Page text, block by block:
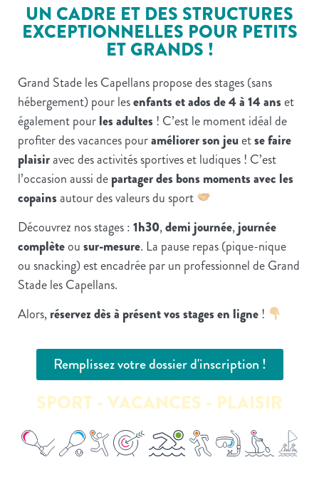
UN CADRE ET DES STRUCTURES
EXCEPTIONNELLES POUR PETITS
ET GRANDS !
Grand Stade les Capellans propose des stages (sans
hébergement) pour lesenfants et ados de 4 à 14 anset
également pourles adultes! C’est le moment idéal de
profiter des vacances pouraméliorer son jeuetse faire
plaisiravec des activités sportives et ludiques ! C’est
l’occasion aussi departager des bons moments avec les
copainsautour des valeurs du sport
Découvrez nos stages :1h30,demi journée,journée
complèteousur-mesure. La pause repas (pique-nique
ou snacking) est encadrée par un professionnel de Grand
Stade les Capellans.
Alors,réservez dès à présent vos stages en ligne!
Remplissez votre dossier d'inscription !
SPORT - VACANCES - PLAISIR